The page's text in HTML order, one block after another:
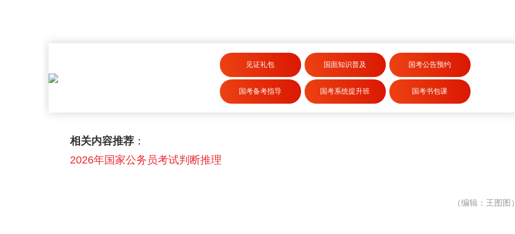
见证礼包 国面知识普及 国考公告预约
国考备考指导 国考系统提升班 国考书包课
相关内容推荐 ：
2026年国家公务员考试判断推理
（编辑：王图图）